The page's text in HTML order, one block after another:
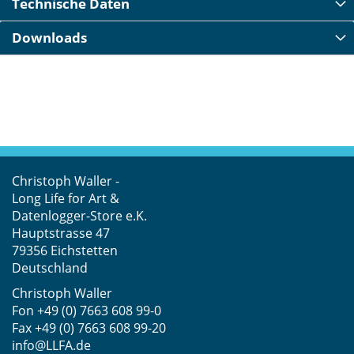
Downloads
Christoph Waller -
Long Life for Art &
Datenlogger-Store e.K.
Hauptstrasse 47
79356 Eichstetten
Deutschland
Christoph Waller
Fon +49 (0) 7663 608 99-0
Fax +49 (0) 7663 608 99-20
info@LLFA.de